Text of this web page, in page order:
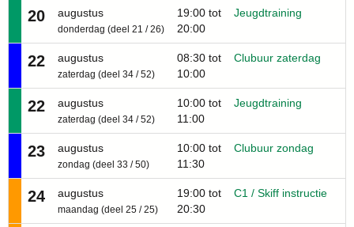
20 augustus
donderdag (deel 21 / 26)
19:00 tot
20:00
Jeugdtraining
22 augustus
zaterdag (deel 34 / 52)
08:30 tot
10:00
Clubuur zaterdag
22 augustus
zaterdag (deel 34 / 52)
10:00 tot
11:00
Jeugdtraining
23 augustus
zondag (deel 33 / 50)
10:00 tot
11:30
Clubuur zondag
24 augustus
maandag (deel 25 / 25)
19:00 tot
20:30
C1 / Skiff instructie